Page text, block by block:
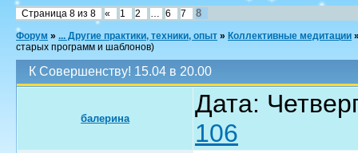
Страница 8 из 8 « 1 2 6 7 8
Форум » ... Другие практики, техники, опыт » Коллективные медитации
старых программ и шаблонов)
К Совершенству! 15.04 в 20.00
балерина
Дата:
106